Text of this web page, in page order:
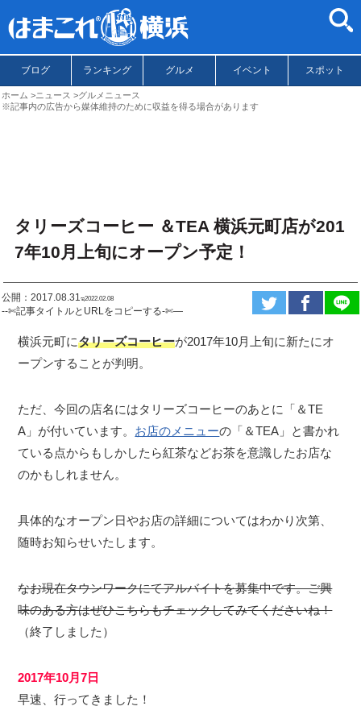
ブログ ランキング グルメ イベント スポット
ホーム ニュース
グルメニュース
※記事内の広告から媒体維持のために収益を得る場合があります
タリーズコーヒー ＆TEA 横浜元町店が201
7年10月上旬にオープン予定！
公開：2017.08.31ಇ2022.02.08
--✄記事タイトルとURLをコピーする-✄—
横浜元町にタリーズコーヒーが2017年10月上旬に新たにオ
ープンすることが判明。
ただ、今回の店名にはタリーズコーヒーのあとに「＆TE
A」が付いています。 お店のメニューの「＆TEA」と書かれ
ている点からもしかしたら紅茶などお茶を意識したお店な
のかもしれません。
具体的なオープン日やお店の詳細についてはわかり次第、
随時お知らせいたします。
なお現在タウンワークにてアルバイトを募集中です。ご興
味のある方はぜひこちらもチェックしてみてくださいね！
（終了しました）
2017年10月7日
早速、行ってきました！